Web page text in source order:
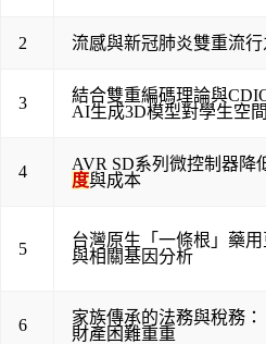
2 流感與新冠肺炎雙重流
3
結合雙重編碼理論與
AI生成3D模型對學生空
4 AVR SD系列微控制器降
度與成本
5
台灣原生「一條根」藥
與相關基因分析
6
家族傳承的法務與稅務
財產困難重重